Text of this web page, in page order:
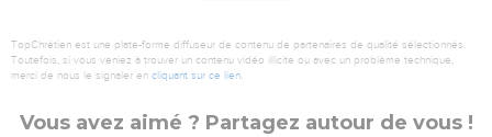
TopChrétien est une plate-forme diffuseur de contenu de partenaires de qualité sélectionnés.
Toutefois, si vous veniez à trouver un contenu vidéo illicite ou avec un problème technique,
merci de nous le signaler en cliquant sur ce lien.
Vous avez aimé ? Partagez autour de vous !